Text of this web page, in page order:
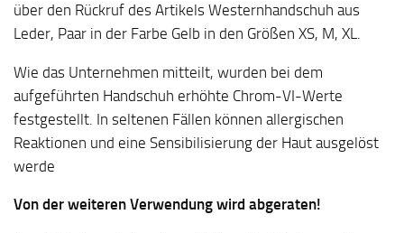
über den Rückruf des Artikels Westernhandschuh aus
Leder, Paar in der Farbe Gelb in den Größen XS, M, XL.
Wie das Unternehmen mitteilt, wurden bei dem
aufgeführten Handschuh erhöhte Chrom-VI-Werte
festgestellt. In seltenen Fällen können allergischen
Reaktionen und eine Sensibilisierung der Haut ausgelöst
werde
Von der weiteren Verwendung wird abgeraten!